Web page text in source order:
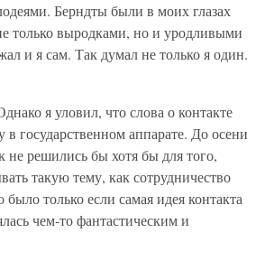
Берндты были в моих глазах
только выродками, но и уродливыми
и я сам. Так думал не только я один.
я уловил, что слова о контакте
государственном аппарате. До осени
не решились бы хотя бы для того,
такую тему, как сотрудничество
только если самая идея контакта
чем-то фантастическим и